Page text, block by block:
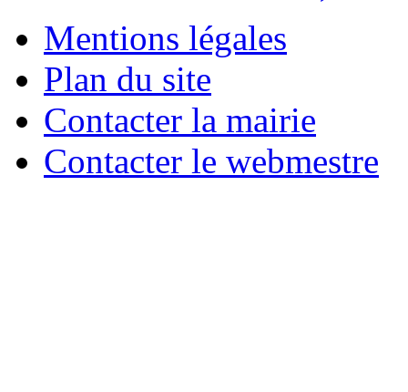
Mentions légales
Plan du site
Contacter la mairie
Contacter le webmestre